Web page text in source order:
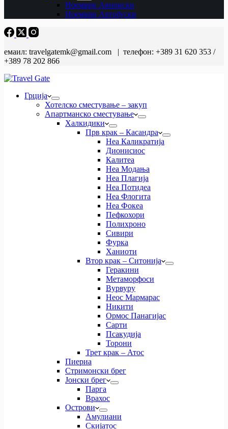
Ноември Авионски
Ноември Автобуски
емаил: travelgatemk@gmail.com | телефон: +389 31 620 353 /
+389 78 202 866
Грција
Хотелско сместување – закуп
Апартманско сместување
Халкидики
Прв крак – Касандра
Неа Каликратија
Дионисиос
Калитеа
Неа Модања
Неа Плагија
Неа Потидеа
Неа Флогита
Неа Фокеа
Пефкохори
Полихроно
Сивири
Фурка
Ханиоти
Втор крак – Ситонија
Геракини
Метаморфоси
Вурвуру
Неос Мармарас
Никити
Ормос Панагијас
Сарти
Псакудија
Торони
Трет крак – Атос
Пиериа
Стримонски брег
Јонски брег
Парга
Врахос
Острови
Амулиани
Скијатос